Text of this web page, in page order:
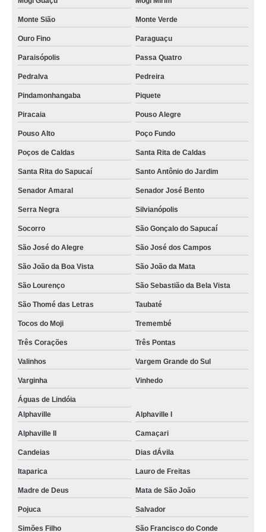
rastreador portátil para carros preço Francisco Beltrão
rastreador portátil para carros Maranhão
quanto custa rastreador portátil para veículos São Joaquim de Bicas
onde vende rastreador de carro e moto Florestal
rastreador via satelite para carros Casa Branca
rastreador portátil para veículos São José da Varginha
quanto custa rastreador de carro e moto Mata da Praia
rastreador portátil para veículos preço Cambuquira
onde vende rastreador movel para carros Vera Cruz
quanto custa rastreador para carro e moto Contagem
Monte Sião Monte Verde
Ouro Fino Paraguaçu
Paraisópolis Passa Quatro
Pedralva Pedreira
Pindamonhangaba Piquete
Piracaia Pouso Alegre
Pouso Alto Poço Fundo
Poços de Caldas Santa Rita de Caldas
Santa Rita do Sapucaí Santo Antônio do Jardim
Senador Amaral Senador José Bento
Serra Negra Silvianópolis
Socorro São Gonçalo do Sapucaí
São José do Alegre São José dos Campos
São João da Boa Vista São João da Mata
São Lourenço São Sebastião da Bela Vista
São Thomé das Letras Taubaté
Tocos do Moji Tremembé
Três Corações Três Pontas
Valinhos Vargem Grande do Sul
Varginha Vinhedo
Águas de Lindóia
Alphaville
Alphaville I
Alphaville II Camaçari
Candeias Dias dÁvila
Itaparica Lauro de Freitas
Madre de Deus Mata de São João
Pojuca Salvador
Simões Filho São Francisco do Conde